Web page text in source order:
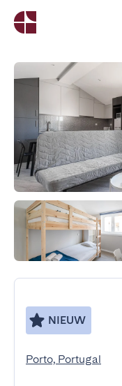
NIEUW
Porto, Portugal